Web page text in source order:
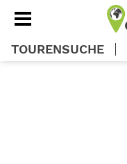
TOURENSUCHE